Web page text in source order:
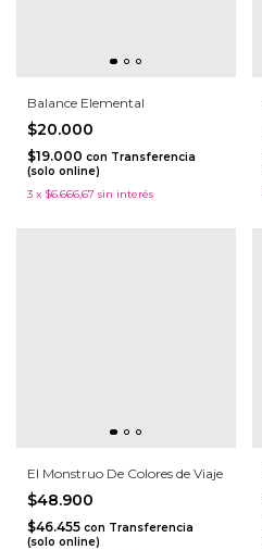
Balance Elemental
$20.000
$19.000 con Transferencia
(solo online)
3 x $6.666,67 sin interés
El Monstruo De Colores de Viaje
$48.900
$46.455 con Transferencia
(solo online)